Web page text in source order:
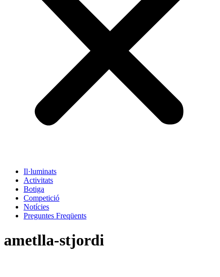
Il·luminats
Activitats
Botiga
Competició
Notícies
Preguntes Freqüents
ametlla-stjordi